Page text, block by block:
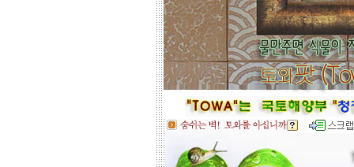
황토타일의 제습기능으로 끈적한 여
름은 시원하게.. 겨울은 가습기능과 원
적외선 방사로 따뜻하게..
도자부조로 조각된 최고의 작품을 인
테리어 마감자재로 활용하여 집안품
격을 업그레이드해 보세요.